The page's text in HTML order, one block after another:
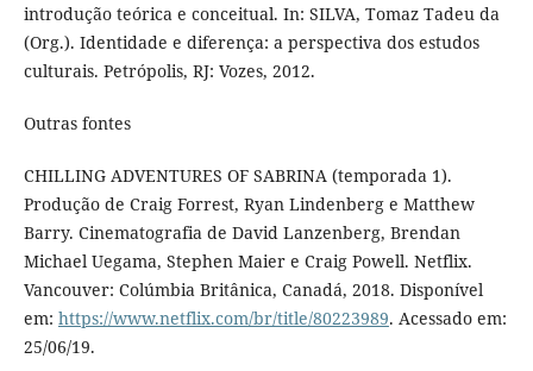
introdução teórica e conceitual. In: SILVA, Tomaz Tadeu da
(Org.). Identidade e diferença: a perspectiva dos estudos
culturais. Petrópolis, RJ: Vozes, 2012.
Outras fontes
CHILLING ADVENTURES OF SABRINA (temporada 1).
Produção de Craig Forrest, Ryan Lindenberg e Matthew
Barry. Cinematografia de David Lanzenberg, Brendan
Michael Uegama, Stephen Maier e Craig Powell. Netflix.
Vancouver: Colúmbia Britânica, Canadá, 2018. Disponível
em: https://www.netflix.com/br/title/80223989. Acessado em:
25/06/19.